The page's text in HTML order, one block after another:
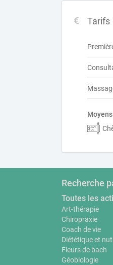
Tarifs
Recherche
Toutes les
Art-thérapie
Chiropraxie
Coach de vie
Diététique et
Fleurs de bach
Géobiologie